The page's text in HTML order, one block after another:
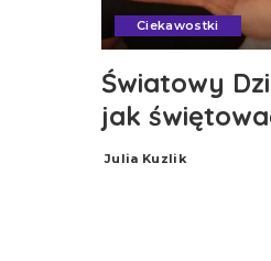
Ciekawostki
Światowy
jak
Posted
Julia Kuzlik